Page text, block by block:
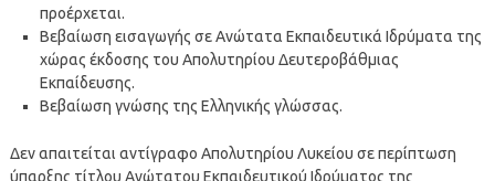
προέρχεται.
Βεβαίωση εισαγωγής σε Ανώτατα Εκπαιδευτικά Ιδρύματα της
χώρας έκδοσης του Απολυτηρίου Δευτεροβάθμιας
Εκπαίδευσης.
Βεβαίωση γνώσης της Ελληνικής γλώσσας.
Δεν απαιτείται αντίγραφο Απολυτηρίου Λυκείου σε περίπτωση
ύπαρξης τίτλου Ανώτατου Εκπαιδευτικού Ιδρύματος της